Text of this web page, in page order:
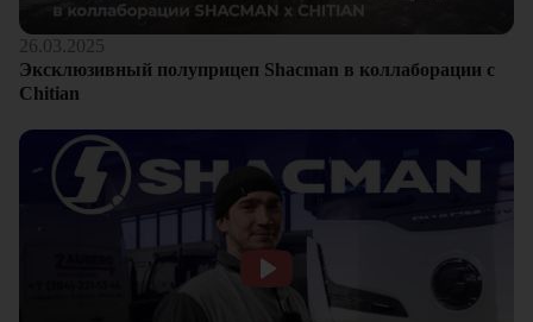
26.03.2025
Эксклюзивный полуприцеп Shacman в коллаборации с
Chitian